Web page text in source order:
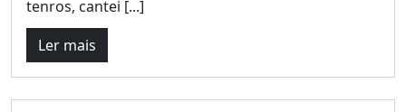
tenros, cantei [...]
Ler mais